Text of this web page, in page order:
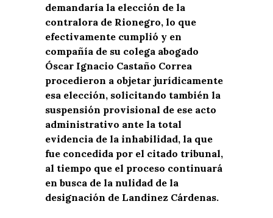
demandaría la elección de la
contralora de Rionegro, lo que
efectivamente cumplió y en
compañía de su colega abogado
Óscar Ignacio Castaño Correa
procedieron a objetar jurídicamente
esa elección, solicitando también la
suspensión provisional de ese acto
administrativo ante la total
evidencia de la inhabilidad, la que
fue concedida por el citado tribunal,
al tiempo que el proceso continuará
en busca de la nulidad de la
designación de Landinez Cárdenas.